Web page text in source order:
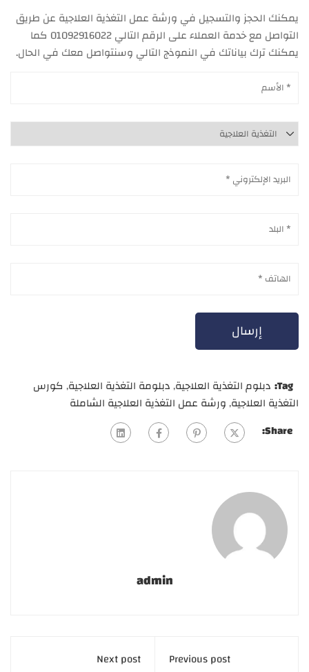
يمكنك الحجز والتسجيل في ورشة عمل التغذية العلاجية عن طريق
التواصل مع خدمة العملاء على الرقم التالي 01092916022 كما
يمكنك ترك بياناتك في النموذج التالي وسنتواصل معك في الحال.
Tag: دبلوم التغذية العلاجية,دبلومة التغذية العلاجية, كورس
التغذية العلاجية,ورشة عمل التغذية العلاجية الشاملة
Share:
admin
Previous post
Next post